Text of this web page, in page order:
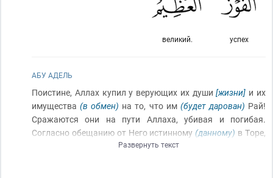
успех
великий.
АБУ АДЕЛЬ
Поистине, Аллах купил у верующих их души[жизни] и их
имущества(в обмен) на то, что им (будет дарован) Рай!
Сражаются они на пути Аллаха, убивая и погибая.
Согласно обещанию от Него истинному (данному) в Торе,
Евангелии и Коране. И кто(же)
Развернуть текст